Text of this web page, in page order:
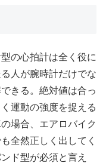
の心拍計は全く役に
人が腕時計だけでな
きる。絶対値は合っ
運動の強度を捉える
場合、エアロバイク
全然正しく出してく
ド型が必須と言え